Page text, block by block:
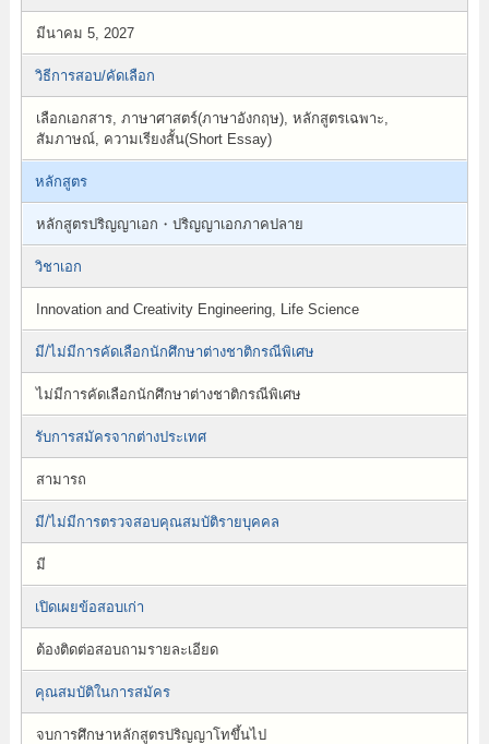
มีนาคม 5, 2027
วิธีการสอบ/คัดเลือก
เลือกเอกสาร, ภาษาศาสตร์(ภาษาอังกฤษ), หลักสูตรเฉพาะ,
สัมภาษณ์, ความเรียงสั้น(Short Essay)
หลักสูตร
หลักสูตรปริญญาเอก・ปริญญาเอกภาคปลาย
วิชาเอก
Innovation and Creativity Engineering, Life Science
มี/ไม่มีการคัดเลือกนักศึกษาต่างชาติกรณีพิเศษ
ไม่มีการคัดเลือกนักศึกษาต่างชาติกรณีพิเศษ
รับการสมัครจากต่างประเทศ
สามารถ
มี/ไม่มีการตรวจสอบคุณสมบัติรายบุคคล
มี
เปิดเผยข้อสอบเก่า
ต้องติดต่อสอบถามรายละเอียด
คุณสมบัติในการสมัคร
จบการศึกษาหลักสูตรปริญญาโทขึ้นไป